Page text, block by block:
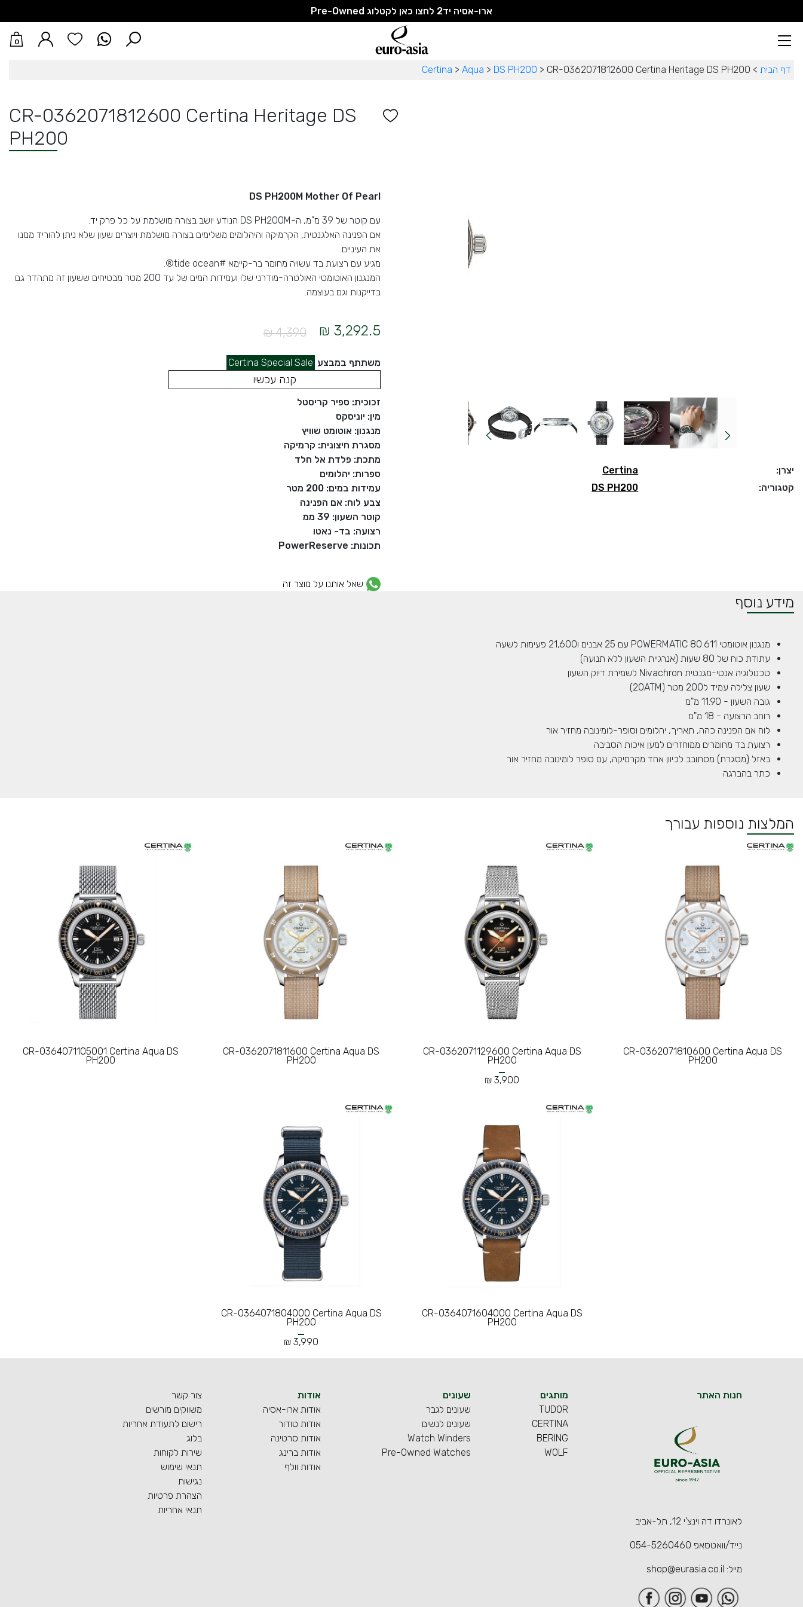
ארו-אסיה יד2 לחצו כאן לקטלוג Pre-Owned
0
דף הבית >
Certina > Aqua > DS PH200 > CR-0362071812600 Certina Heritage DS PH200
יצרן:
Certina
קטגוריה:
DS PH200
CR-0362071812600 Certina Heritage DS
PH200
DS PH200M Mother Of Pearl
עם קוטר של 39 מ"מ, ה-DS PH200M הנודע יושב בצורה מושלמת על כל פרק יד.
אם הפנינה האלגנטית, הקרמיקה והיהלומים משלימים בצורה מושלמת ויוצרים שעון שלא ניתן להוריד ממנו
את העיניים.
מגיע עם רצועת בד עשויה מחומר בר-קיימא #tide ocean®.
המנגנון האוטומטי האולטרה-מודרני שלו ועמידות המים של עד 200 מטר מבטיחים ששעון זה מתהדר גם
בדייקנות וגם בעוצמה.
4,390 ₪ 3,292.5 ₪
משתתף במבצע Certina Special Sale
קנה עכשיו
זכוכית: ספיר קריסטל
מין: יוניסקס
מנגנון: אוטומט שוויץ
מסגרת חיצונית: קרמיקה
מתכת: פלדת אל חלד
ספרות: יהלומים
עמידות במים: 200 מטר
צבע לוח: אם הפנינה
קוטר השעון: 39 ממ
רצועה: בד- נאטו
תכונות: PowerReserve
שאל אותנו על מוצר זה
מידע נוסף
מנגנון אוטומטי POWERMATIC 80.611 עם 25 אבנים ו21,600 פעימות לשעה
עתודת כוח של 80 שעות (אנרגיית השעון ללא תנועה)
טכנולוגיה אנטי-מגנטית Nivachron לשמירת דיוק השעון
שעון צלילה עמיד ל200 מטר (20ATM)
גובה השעון - 11.90 מ"מ
רוחב הרצועה - 18 מ"מ
לוח אם הפנינה כהה, תאריך, יהלומים וסופר-לומינובה מחזיר אור
רצועת בד מחומרים ממוחזרים למען איכות הסביבה
באזל (מסגרת) מסתובב לכיוון אחד מקרמיקה, עם סופר לומינובה מחזיר אור
כתר בהברגה
המלצות נוספות עבורך
CR-0362071810600 Certina Aqua DS
PH200
CR-0362071129600 Certina Aqua DS
PH200
3,900 ₪
CR-0362071811600 Certina Aqua DS
PH200
CR-0364071105001 Certina Aqua DS
PH200
CR-0364071604000 Certina Aqua DS
PH200
CR-0364071804000 Certina Aqua DS
PH200
3,990 ₪
חנות האתר
לאונרדו דה וינצ'י 12, תל-אביב
נייד/וואטסאפ 054-5260460
מייל: shop@eurasia.co.il
מותגים
TUDOR
CERTINA
BERING
WOLF
שעונים
שעונים לגבר
שעונים לנשים
Watch Winders
Pre-Owned Watches
אודות
אודות ארו-אסיה
אודות טודור
אודות סרטינה
אודות ברינג
אודות וולף
צור קשר
משווקים מורשים
רישום לתעודת אחריות
בלוג
שירות לקוחות
תנאי שימוש
נגישות
הצהרת פרטיות
תנאי אחריות